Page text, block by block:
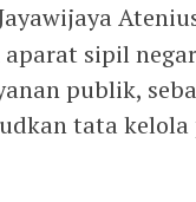
sipil
publik,
tata